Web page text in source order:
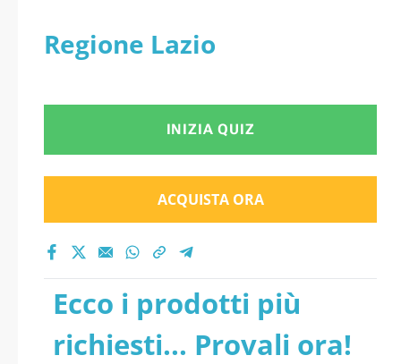
Regione Lazio
INIZIA QUIZ
ACQUISTA ORA
Ecco i prodotti più
richiesti... Provali ora!